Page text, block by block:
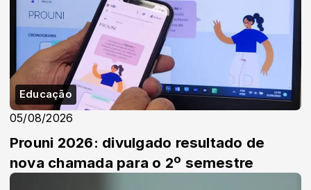
Educação
05/08/2026
Prouni 2026: divulgado resultado de
nova chamada para o 2º semestre